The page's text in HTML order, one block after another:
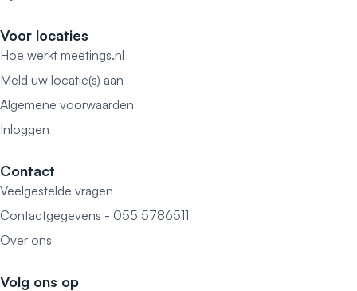
Voor locaties
Hoe werkt meetings.nl
Meld uw locatie(s) aan
Algemene voorwaarden
Inloggen
Contact
Veelgestelde vragen
Contactgegevens - 055 5786511
Over ons
Volg ons op